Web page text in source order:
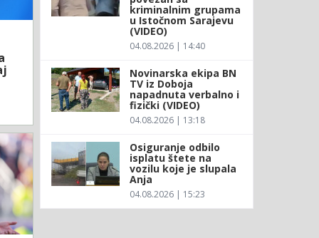
kriminalnim grupama
u Istočnom Sarajevu
(VIDEO)
04.08.2026 | 14:40
Novinarska ekipa BN
TV iz Doboja
napadnuta verbalno i
fizički (VIDEO)
04.08.2026 | 13:18
Osiguranje odbilo
isplatu štete na
vozilu koje je slupala
Anja
04.08.2026 | 15:23